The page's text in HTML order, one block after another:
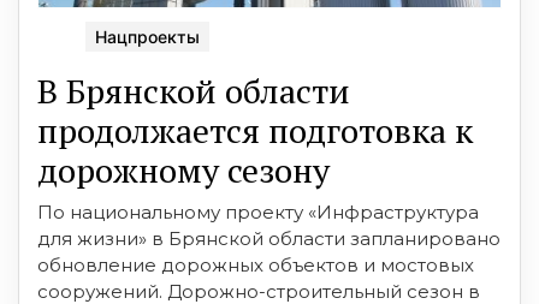
Нацпроекты
В Брянской области
продолжается подготовка к
дорожному сезону
По национальному проекту «Инфраструктура
для жизни» в Брянской области запланировано
обновление дорожных объектов и мостовых
сооружений. Дорожно-строительный сезон в